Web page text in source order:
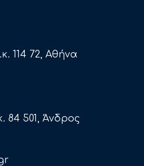
114 72, Αθήνα
84 501, Άνδρος